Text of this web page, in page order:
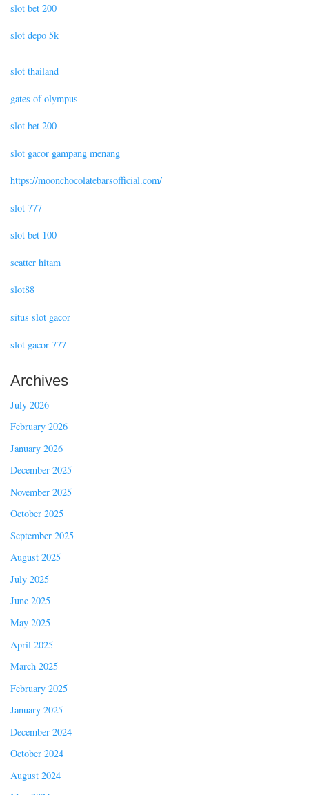
slot bet 200
slot depo 5k
slot thailand
gates of olympus
slot bet 200
slot gacor gampang menang
https://moonchocolatebarsofficial.com/
slot 777
slot bet 100
scatter hitam
slot88
situs slot gacor
slot gacor 777
Archives
July 2026
February 2026
January 2026
December 2025
November 2025
October 2025
September 2025
August 2025
July 2025
June 2025
May 2025
April 2025
March 2025
February 2025
January 2025
December 2024
October 2024
August 2024